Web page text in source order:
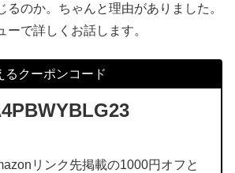
るのか。ちゃんと理由がありました。
ーで詳しくお話します。
るクーポンコード
リンク先掲載の1000円オフと